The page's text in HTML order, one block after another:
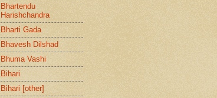
Bhartendu
Harishchandra
Bharti Gada
Bhavesh Dilshad
Bhuma Vashi
Bihari
Bihari [other]